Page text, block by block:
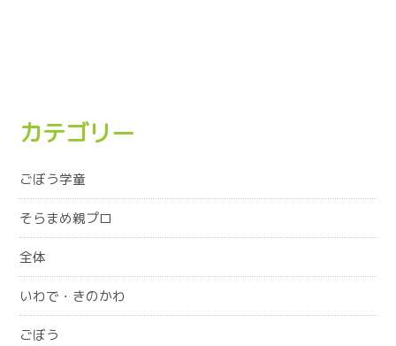
カテゴリー
ごぼう学童
そらまめ親プロ
全体
いわで・きのかわ
ごぼう